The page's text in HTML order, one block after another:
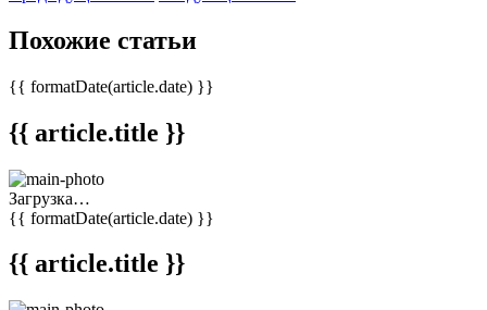
Похожие статьи
{{ formatDate(article.date) }}
{{ article.title }}
Загрузка…
{{ formatDate(article.date) }}
{{ article.title }}